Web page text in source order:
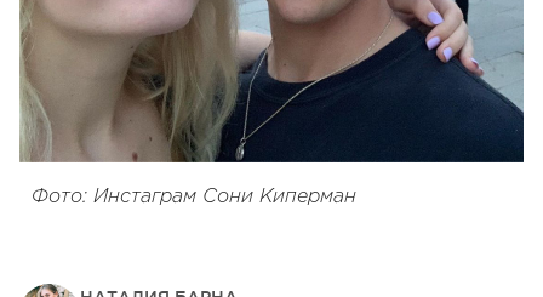
Фото: Инстаграм Сони Киперман